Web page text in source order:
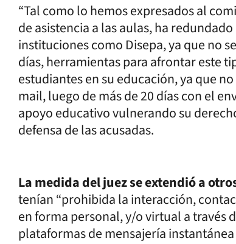
“Tal como lo hemos expresados al
de asistencia a las aulas, ha
instituciones como Disepa, ya que no
días, herramientas para afrontar este
estudiantes en su educación, ya que
mail, luego de más de 20 días con el
apoyo educativo vulnerando su
defensa de las acusadas.
La medida del juez se extendió a
tenían “prohibida la interacción,
en forma personal, y/o virtual a través
plataformas de mensajería